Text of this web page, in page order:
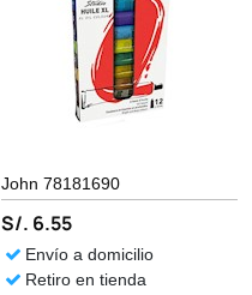
John 78181690
S/. 6.55
Envío a domicilio
Retiro en tienda